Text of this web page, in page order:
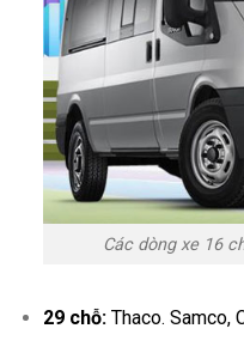
Các dòng xe 16
29 chỗ:Thaco. Samco,